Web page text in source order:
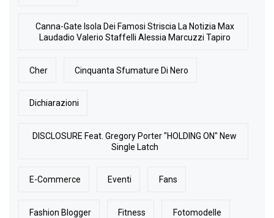
Canna-Gate Isola Dei Famosi Striscia La Notizia Max
Laudadio Valerio Staffelli Alessia Marcuzzi Tapiro
Cher Cinquanta Sfumature Di Nero
Dichiarazioni
DISCLOSURE Feat. Gregory Porter "HOLDING ON" New
Single Latch
E-Commerce Eventi Fans
Fashion Blogger Fitness Fotomodelle